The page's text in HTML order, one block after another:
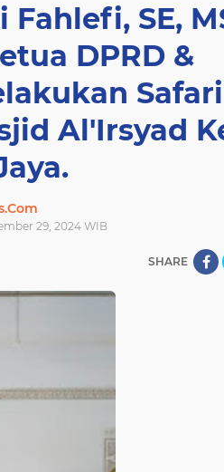
SE,
DPRD &
Safari
Al'Irsyad
29, 2024 WIB
SHARE